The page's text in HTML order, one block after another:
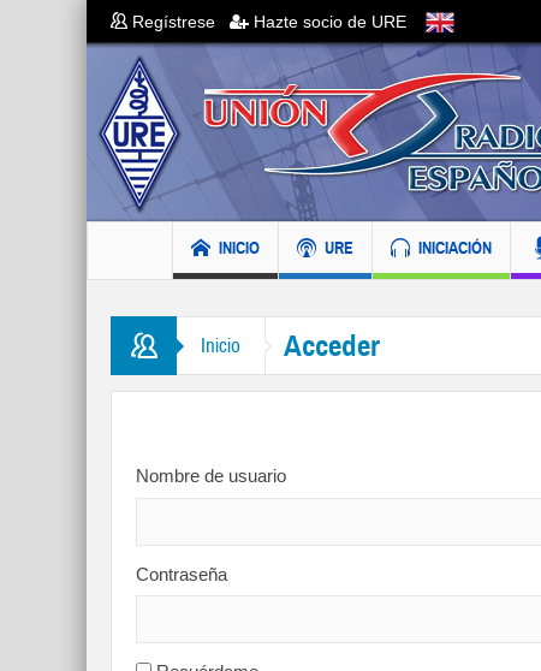
Regístrese Hazte socio de URE
INICIO URE INICIACIÓN
Inicio Acceder
Nombre de usuario
Contraseña